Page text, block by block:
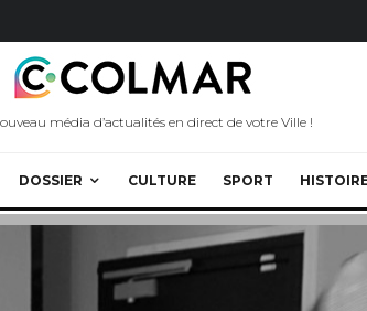
média d’actualités en direct de votre Ville !
DOSSIER CULTURE SPORT